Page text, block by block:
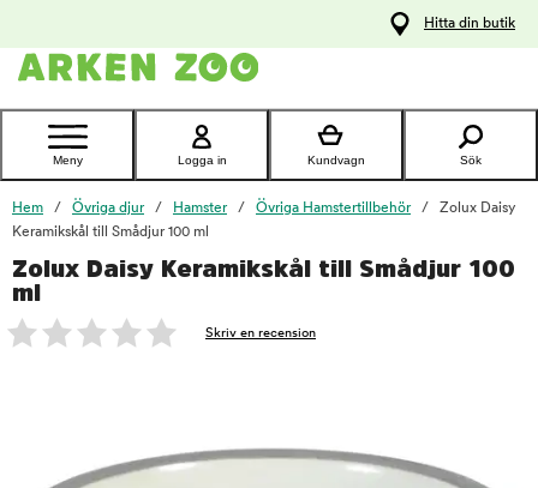
Kontakta
Hitta din butik
Meny Logga in Kundvagn Sök
Hem Övriga djur Hamster Övriga Hamstertillbehör
Zolux Daisy
Keramikskål till Smådjur 100 ml
Zolux Daisy Keramikskål till Smådjur 100
ml
Skriv en recension
foo